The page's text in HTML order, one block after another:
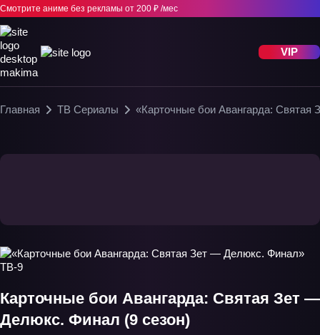
Смотрите аниме без рекламы от 200 ₽ /мес
VIP
Главная ТВ Сериалы «Карточные бои Авангарда:
Карточные бои Авангарда: Святая Зет —
Делюкс. Финал (9 сезон)